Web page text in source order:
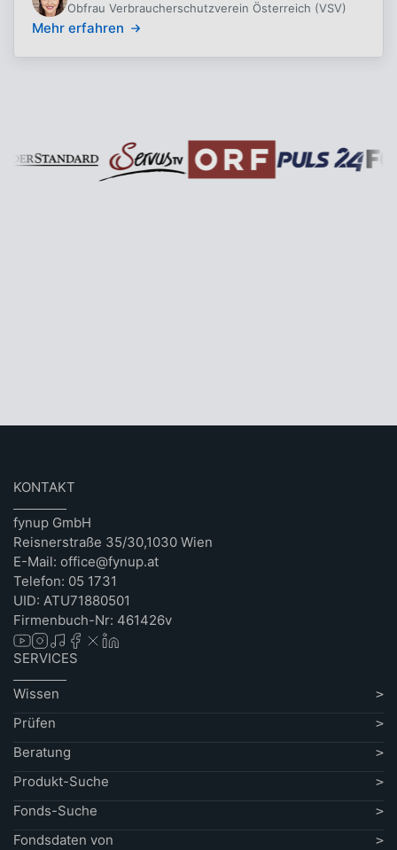
Obfrau Verbraucherschutzverein Österreich (VSV)
Mehr erfahren
KONTAKT
fynup GmbH
Reisnerstraße 35/30,1030 Wien
E-Mail: office@fynup.at
Telefon: 05 1731
UID: ATU71880501
Firmenbuch-Nr: 461426v
SERVICES
Wissen
Prüfen
Beratung
Produkt-Suche
Fonds-Suche
Fondsdaten von